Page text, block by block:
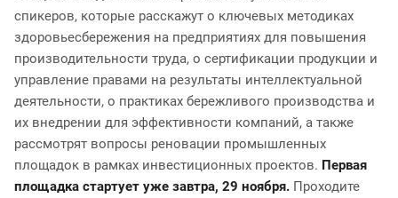
спикеров, которые расскажут о ключевых методиках
здоровьесбережения на предприятиях для повышения
производительности труда, о сертификации продукции и
управление правами на результаты интеллектуальной
деятельности, о практиках бережливого производства и
их внедрении для эффективности компаний, а также
рассмотрят вопросы реновации промышленных
площадок в рамках инвестиционных проектов. Первая
площадка стартует уже завтра, 29 ноября. Проходите